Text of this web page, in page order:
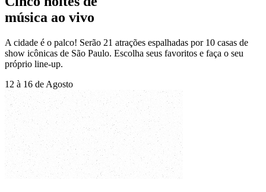
música ao vivo
A cidade é o palco! Serão 21 atrações espalhadas por 10 casas de
show icônicas de São Paulo. Escolha seus favoritos e faça o seu
próprio line-up.
12 à 16 de Agosto